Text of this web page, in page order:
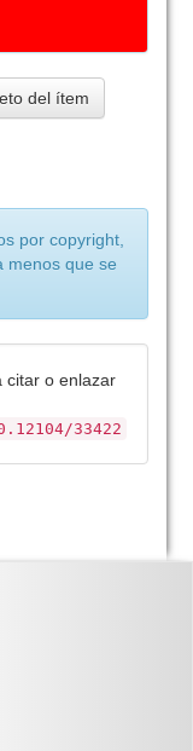
del ítem
por copyright,
menos que se
citar o enlazar
33422